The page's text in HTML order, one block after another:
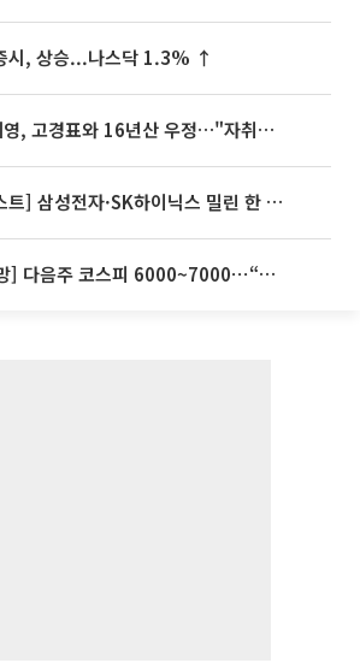
시, 상승...나스닥 1.3% ↑
'나혼산' 류혜영, 고경표와 16년산 우정…"자취방서 부모님과 마주쳐"
[베스트&워스트] 삼성전자·SK하이닉스 밀린 한 주…상상인증권은 85% 급등
[주간증시전망] 다음주 코스피 6000~7000⋯“外人 수급은 정책이 변수”